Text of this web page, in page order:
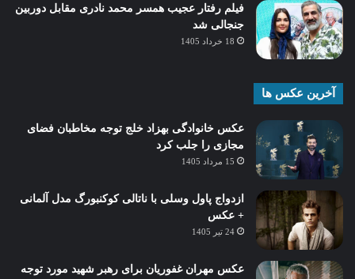
فیلم رفتار عجیب همسر محمد نادری مقابل دوربین
جنجالی شد
18 خرداد 1405
آخرین عکس ها
عکس خانوادگی بهزاد خلج توجه مخاطبان فضای
مجازی را جلب کرد
15 مرداد 1405
ازدواج پاول وسلی با ناتالی کوکنبورگ مدل آلمانی
+ عکس
24 تیر 1405
عکس مهران غفوریان برای رهبر شهید مورد توجه